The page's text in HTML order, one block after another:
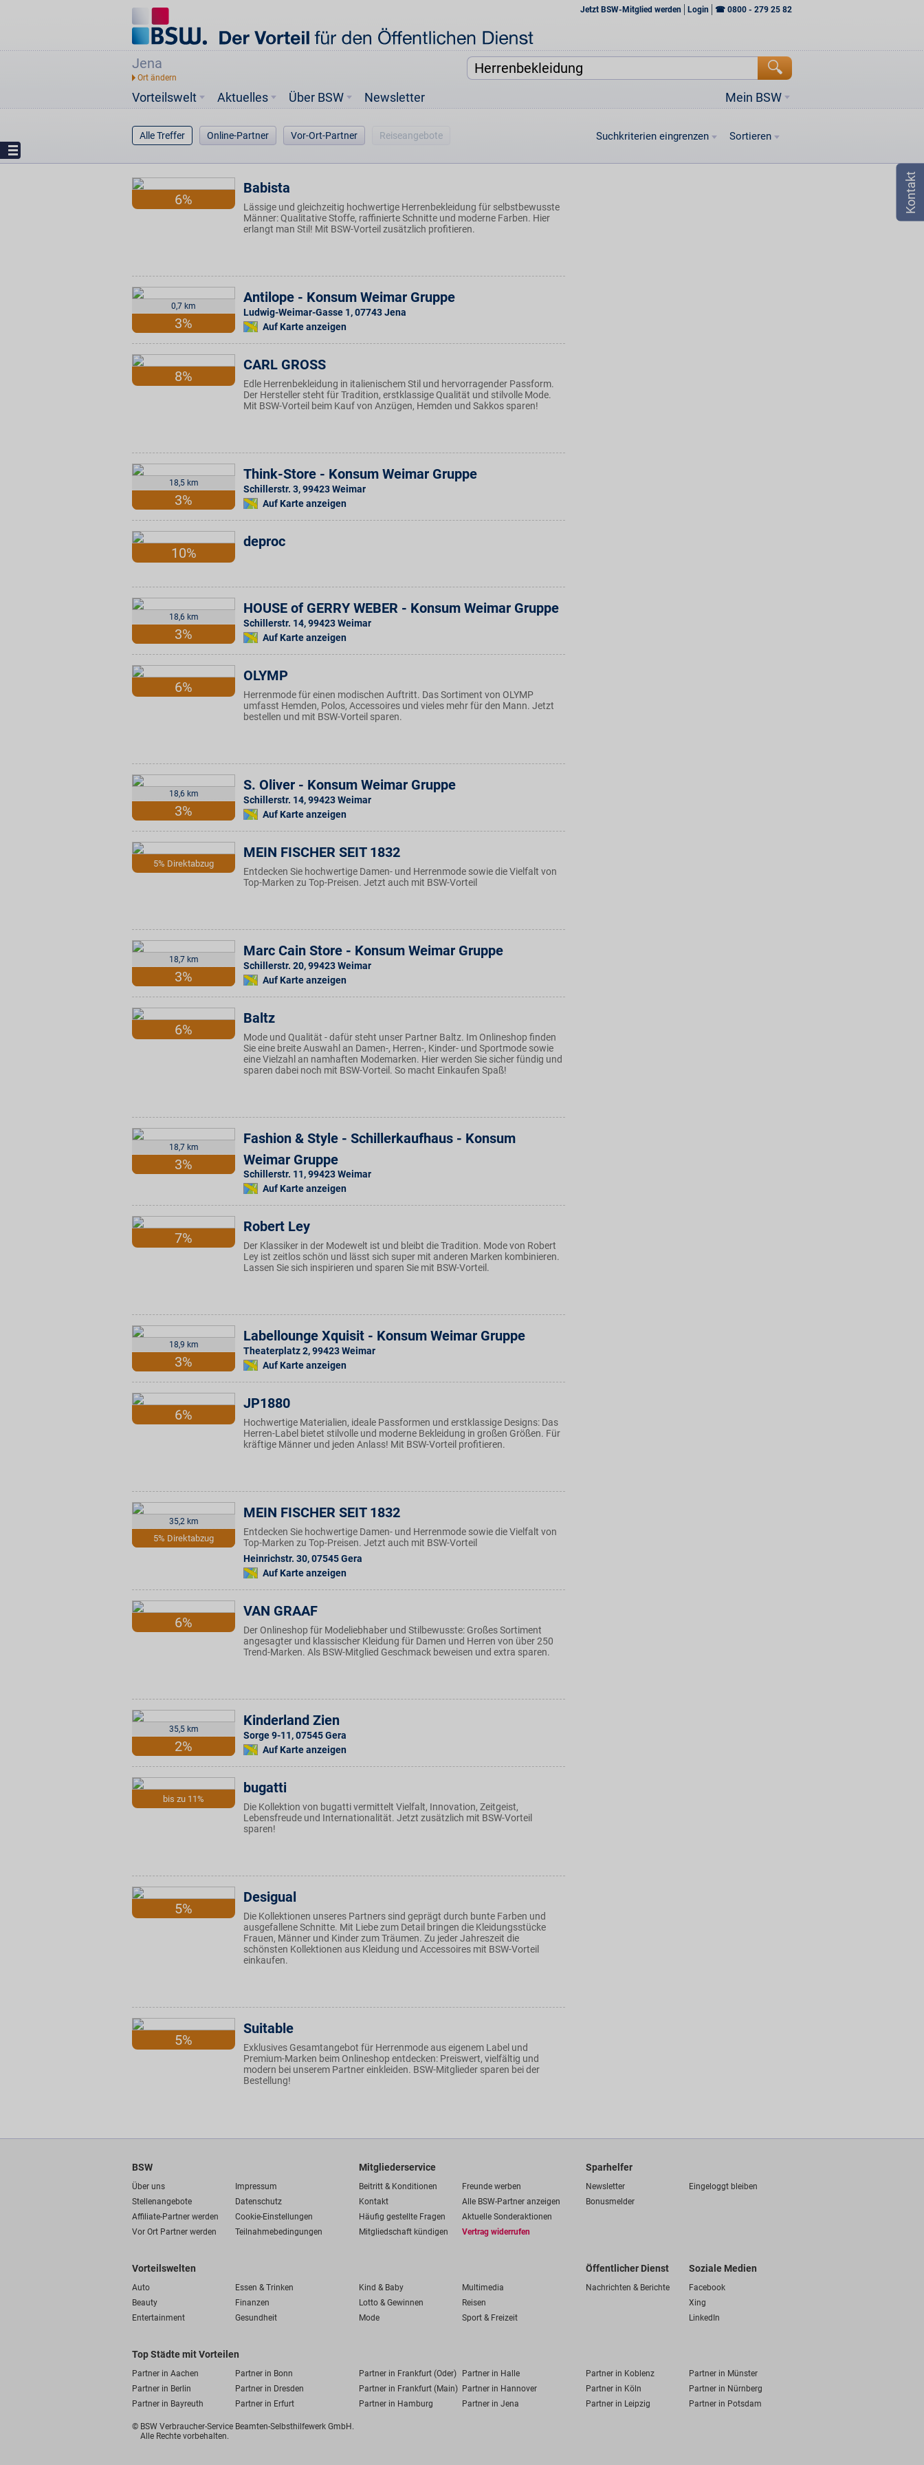
Jetzt BSW-Mitglied werden Login ☎ 0800 - 279 25 82
Jena
Vorteilswelt Mein BSW
Aktuelles Über BSW Newsletter
Alle Treffer Online-Partner Vor-Ort-Partner Reiseangebote Suchkriterien eingrenzen Sortieren
6%
Babista
Lässige und gleichzeitig hochwertige Herrenbekleidung für selbstbewusste
Männer: Qualitative Stoffe, raffinierte Schnitte und moderne Farben. Hier
erlangt man Stil! Mit BSW-Vorteil zusätzlich profitieren.
0,7 km
3%
Antilope - Konsum Weimar Gruppe
Ludwig-Weimar-Gasse 1,07743Jena
Auf Karte anzeigen
8%
CARL GROSS
Edle Herrenbekleidung in italienischem Stil und hervorragender Passform.
Der Hersteller steht für Tradition, erstklassige Qualität und stilvolle Mode.
Mit BSW-Vorteil beim Kauf von Anzügen, Hemden und Sakkos sparen!
18,5 km
3%
Think-Store - Konsum Weimar Gruppe
Schillerstr. 3,99423Weimar
Auf Karte anzeigen
10%
deproc
18,6 km
3%
HOUSE of GERRY WEBER - Konsum Weimar Gruppe
Schillerstr. 14,99423Weimar
Auf Karte anzeigen
6%
OLYMP
Herrenmode für einen modischen Auftritt. Das Sortiment von OLYMP
umfasst Hemden, Polos, Accessoires und vieles mehr für den Mann. Jetzt
bestellen und mit BSW-Vorteil sparen.
18,6 km
3%
S. Oliver - Konsum Weimar Gruppe
Schillerstr. 14,99423Weimar
Auf Karte anzeigen
5% Direktabzug
MEIN FISCHER SEIT 1832
Entdecken Sie hochwertige Damen- und Herrenmode sowie die Vielfalt von
Top-Marken zu Top-Preisen. Jetzt auch mit BSW-Vorteil
18,7 km
3%
Marc Cain Store - Konsum Weimar Gruppe
Schillerstr. 20,99423Weimar
Auf Karte anzeigen
6%
Baltz
Mode und Qualität - dafür steht unser Partner Baltz. Im Onlineshop finden
Sie eine breite Auswahl an Damen-, Herren-, Kinder- und Sportmode sowie
eine Vielzahl an namhaften Modemarken. Hier werden Sie sicher fündig und
sparen dabei noch mit BSW-Vorteil. So macht Einkaufen Spaß!
18,7 km
3%
Fashion & Style - Schillerkaufhaus - Konsum
Weimar Gruppe
Schillerstr. 11,99423Weimar
Auf Karte anzeigen
7%
Robert Ley
Der Klassiker in der Modewelt ist und bleibt die Tradition. Mode von Robert
Ley ist zeitlos schön und lässt sich super mit anderen Marken kombinieren.
Lassen Sie sich inspirieren und sparen Sie mit BSW-Vorteil.
18,9 km
3%
Labellounge Xquisit - Konsum Weimar Gruppe
Theaterplatz 2,99423Weimar
Auf Karte anzeigen
6%
JP1880
Hochwertige Materialien, ideale Passformen und erstklassige Designs: Das
Herren-Label bietet stilvolle und moderne Bekleidung in großen Größen. Für
kräftige Männer und jeden Anlass! Mit BSW-Vorteil profitieren.
35,2 km
5% Direktabzug
MEIN FISCHER SEIT 1832
Entdecken Sie hochwertige Damen- und Herrenmode sowie die Vielfalt von
Top-Marken zu Top-Preisen. Jetzt auch mit BSW-Vorteil
Heinrichstr. 30,07545Gera
Auf Karte anzeigen
6%
VAN GRAAF
Der Onlineshop für Modeliebhaber und Stilbewusste: Großes Sortiment
angesagter und klassischer Kleidung für Damen und Herren von über 250
Trend-Marken. Als BSW-Mitglied Geschmack beweisen und extra sparen.
35,5 km
2%
Kinderland Zien
Sorge 9-11,07545Gera
Auf Karte anzeigen
bis zu 11%
bugatti
Die Kollektion von bugatti vermittelt Vielfalt, Innovation, Zeitgeist,
Lebensfreude und Internationalität. Jetzt zusätzlich mit BSW-Vorteil
sparen!
5%
Desigual
Die Kollektionen unseres Partners sind geprägt durch bunte Farben und
ausgefallene Schnitte. Mit Liebe zum Detail bringen die Kleidungsstücke
Frauen, Männer und Kinder zum Träumen. Zu jeder Jahreszeit die
schönsten Kollektionen aus Kleidung und Accessoires mit BSW-Vorteil
einkaufen.
5%
Suitable
Exklusives Gesamtangebot für Herrenmode aus eigenem Label und
Premium-Marken beim Onlineshop entdecken: Preiswert, vielfältig und
modern bei unserem Partner einkleiden. BSW-Mitglieder sparen bei der
Bestellung!
BSW
Über uns
Impressum
Stellenangebote
Datenschutz
Affiliate-Partner werden
Cookie-Einstellungen
Vor Ort Partner werden
Teilnahmebedingungen
Mitgliederservice
Beitritt & Konditionen
Freunde werben
Kontakt
Alle BSW-Partner anzeigen
Häufig gestellte Fragen
Aktuelle Sonderaktionen
Mitgliedschaft kündigen
Vertrag widerrufen
Sparhelfer
Newsletter
Eingeloggt bleiben
Bonusmelder
Vorteilswelten
Auto Essen & Trinken Kind & Baby
Multimedia
Beauty
Finanzen Lotto & Gewinnen
Reisen
Entertainment
Gesundheit Mode Sport & Freizeit
Öffentlicher Dienst
Nachrichten & Berichte
Soziale Medien
Facebook
Xing
LinkedIn
Top Städte mit Vorteilen
Partner in Aachen Partner in Bonn Partner in Frankfurt (Oder) Partner in Halle Partner in Koblenz
Partner in Münster
Partner in Berlin
Partner in Dresden Partner in Frankfurt (Main) Partner in Hannover Partner in Köln
Partner in Nürnberg
Partner in Bayreuth
Partner in Erfurt Partner in Hamburg Partner in Jena Partner in Leipzig Partner in Potsdam
© BSW Verbraucher-Service Beamten-Selbsthilfewerk GmbH.
Alle Rechte vorbehalten.